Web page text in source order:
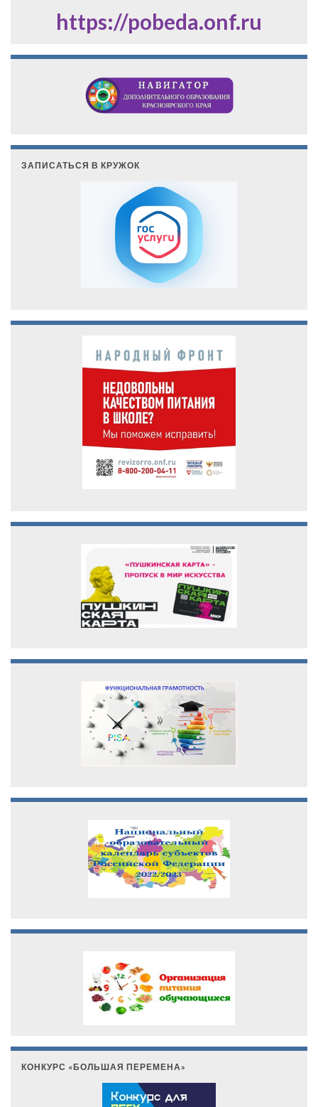
https://pobeda.onf.ru
ЗАПИСАТЬСЯ В КРУЖОК
КОНКУРС «БОЛЬШАЯ ПЕРЕМЕНА»